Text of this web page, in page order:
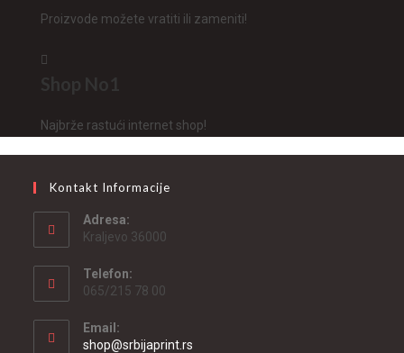
Proizvode možete vratiti ili zameniti!
Najbrže rastući internet shop!
Kontakt Informacije
Adresa:
Kraljevo 36000
Telefon:
065/215 78 00
Email:
shop@srbijaprint.rs